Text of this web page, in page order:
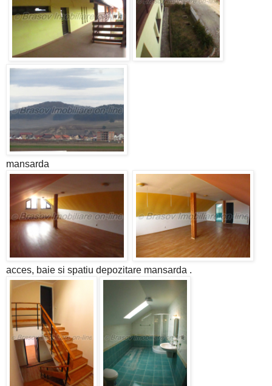
mansarda
acces, baie si spatiu depozitare mansarda .